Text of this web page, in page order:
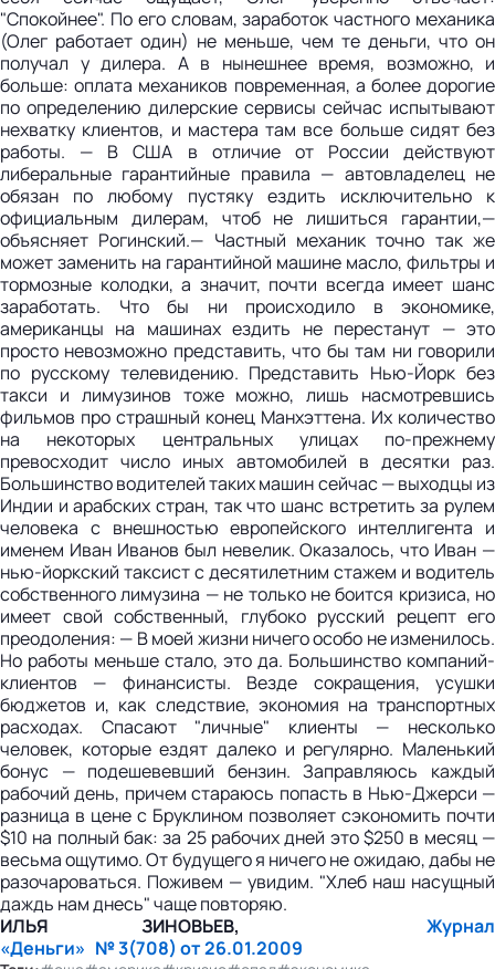
ИЛЬЯ ЗИНОВЬЕВ, Журнал
«Деньги» № 3(708) от 26.01.2009